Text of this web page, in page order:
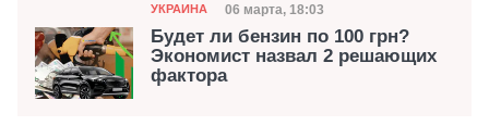
Категория
УКРАИНА Дата публикации
06 марта, 18:03
Будет ли бензин по 100 грн?
Экономист назвал 2 решающих
фактора